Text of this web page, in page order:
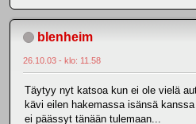
blenheim
26.10.03 - klo: 11.58
Täytyy nyt katsoa kun ei ole vielä
kävi eilen hakemassa isänsä
ei päässyt tänään tulemaan...